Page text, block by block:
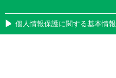
個人情報保護に関する基本情報